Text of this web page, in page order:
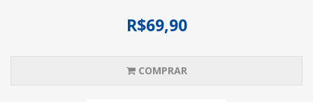
R$69,90
COMPRAR